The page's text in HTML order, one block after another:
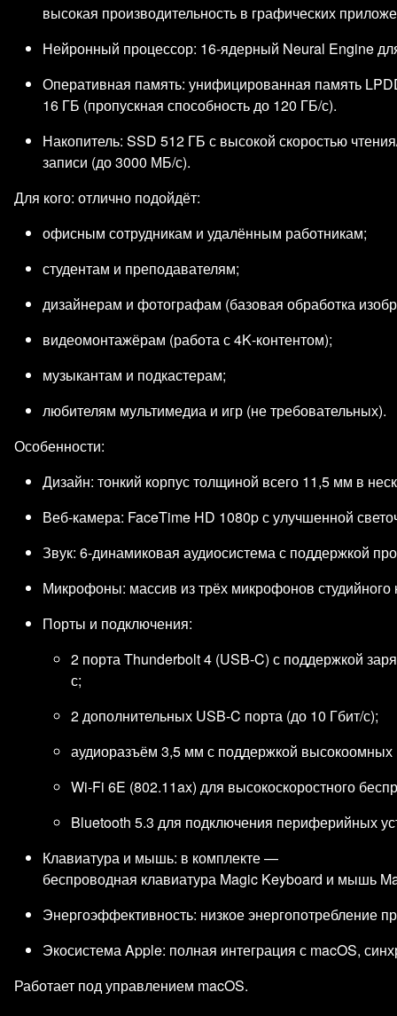
высокая производительность в графических
Нейронный процессор: 16‑ядерный Neural Engine
Оперативная память: унифицированная память
16 ГБ (пропускная способность до 120 ГБ/с).
Накопитель: SSD 512 ГБ с высокой скоростью
записи (до 3000 МБ/с).
Для кого: отлично подойдёт:
офисным сотрудникам и удалённым работникам;
студентам и преподавателям;
дизайнерам и фотографам (базовая обработка
видеомонтажёрам (работа с 4K‑контентом);
музыкантам и подкастерам;
любителям мультимедиа и игр (не требовательных).
Особенности:
Дизайн: тонкий корпус толщиной всего 11,5 мм в
Веб‑камера: FaceTime HD 1080p с улучшенной
Звук: 6‑динамиковая аудиосистема с поддержкой
Микрофоны: массив из трёх микрофонов студийного
Порты и подключения:
2 порта Thunderbolt 4 (USB‑C) с поддержкой
с;
2 дополнительных USB‑C порта (до 10 Гбит/с);
аудиоразъём 3,5 мм с поддержкой
Wi‑Fi 6E (802.11ax) для высокоскоростного
Bluetooth 5.3 для подключения периферийных
Клавиатура и мышь: в комплекте —
беспроводная клавиатура Magic Keyboard и мышь
Энергоэффективность: низкое энергопотребление
Экосистема Apple: полная интеграция с macOS,
Работает под управлением macOS.